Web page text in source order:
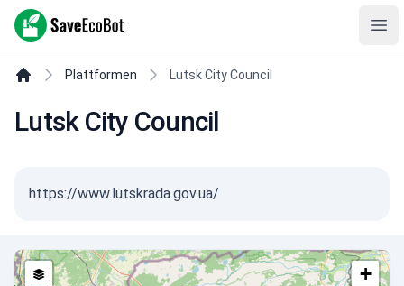
SaveEcoBot
Plattformen Lutsk City Council
Lutsk City Council
https://www.lutskrada.gov.ua/
+